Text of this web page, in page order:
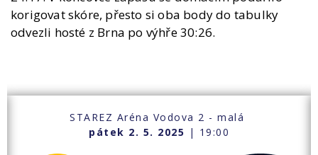
korigovat skóre, přesto si oba body do tabulky
odvezli hosté z Brna po výhře 30:26.
STAREZ Aréna Vodova 2 - malá
pátek 2. 5. 2025 | 19:00